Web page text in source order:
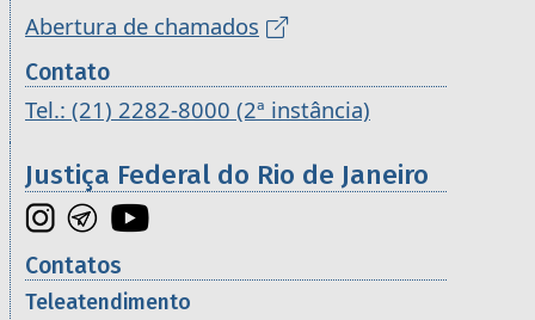
Abertura de chamados
Contato
Tel.: (21) 2282-8000 (2ª instância)
Justiça Federal do Rio de Janeiro
Contatos
Teleatendimento